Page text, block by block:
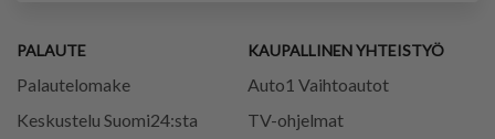
PALAUTE
Palautelomake
Keskustelu Suomi24:sta
KAUPALLINEN YHTEISTYÖ
Auto1 Vaihtoautot
TV-ohjelmat